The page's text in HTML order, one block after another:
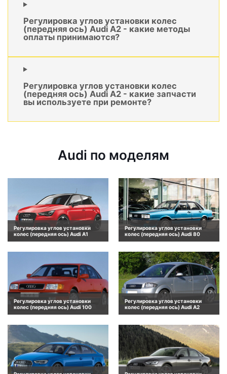
Регулировка углов установки колес
(передняя ось) Audi A2 - какие методы
оплаты принимаются?
Регулировка углов установки колес
(передняя ось) Audi A2 - какие запчасти
вы используете при ремонте?
Audi по моделям
Регулировка углов установки
колес (передняя ось) Audi A1
Регулировка углов установки
колес (передняя ось) Audi 80
Регулировка углов установки
колес (передняя ось) Audi 100
Регулировка углов установки
колес (передняя ось) Audi A2